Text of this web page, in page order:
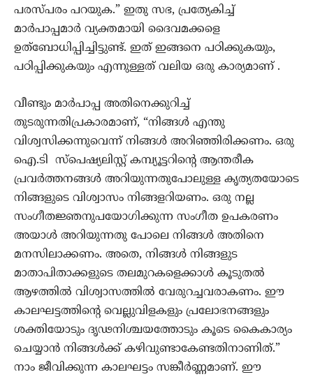
പരസ്പരം പറയുക.” ഇതു സഭ, പ്രത്യേകിച്ച്
മാർപാപ്പമാർ വ്യക്തമായി ദൈവമക്കളെ
ഉത്ബോധിപ്പിച്ചിട്ടുണ്ട്. ഇത് ഇങ്ങനെ പഠിക്കുകയും,
പഠിപ്പിക്കുകയും എന്നുള്ളത് വലിയ ഒരു കാര്യമാണ് .
വീണ്ടും മാർപാപ്പ അതിനെക്കുറിച്ച്
തുടരുന്നതിപ്രകാരമാണ്, “നിങ്ങൾ എന്തു
വിശ്വസിക്കന്നുവെന്ന് നിങ്ങൾ അറിഞ്ഞിരിക്കണം. ഒരു
ഐ.ടി സ്പെഷ്യലിസ്റ്റ് കമ്പ്യൂട്ടറിന്റെ ആന്തരീക
പ്രവർത്തനങ്ങൾ അറിയുന്നതുപോലുള്ള കൃത്യതയോടെ
നിങ്ങളുടെ വിശ്വാസം നിങ്ങളറിയണം. ഒരു നല്ല
സംഗീതജ്ഞനുപയോഗിക്കുന്ന സംഗീത ഉപകരണം
അയാൾ അറിയുന്നതു പോലെ നിങ്ങൾ അതിനെ
മനസിലാക്കണം. അതെ, നിങ്ങൾ നിങ്ങളുട
മാതാപിതാക്കളുടെ തലമുറകളെക്കാൾ കൂടുതൽ
ആഴത്തിൽ വിശ്വാസത്തിൽ വേരുറച്ചവരാകണം. ഈ
കാലഘട്ടത്തിന്റെ വെല്ലുവിളകളും പ്രലോഭനങ്ങളും
ശക്തിയോടും ദൃഢനിശ്ചയത്തോടും കൂടെ കൈകാര്യം
ചെയ്യാൻ നിങ്ങൾക്ക് കഴിവുണ്ടാകേണ്ടതിനാണിത്.”
നാം ജീവിക്കുന്ന കാലഘട്ടം സങ്കീർണ്ണമാണ്. ഈ